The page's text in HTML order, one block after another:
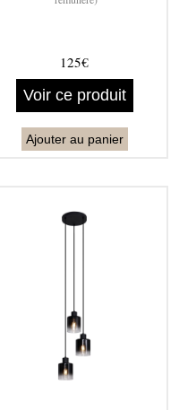
125€
Voir ce produit
Ajouter au panier